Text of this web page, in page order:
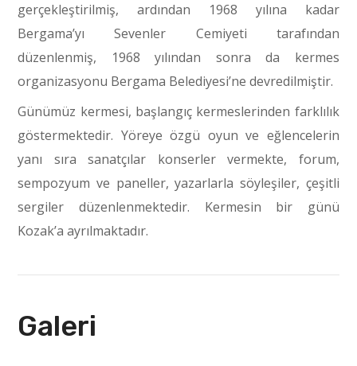
gerçekleştirilmiş, ardından 1968 yılına kadar
Bergama’yı Sevenler Cemiyeti tarafından
düzenlenmiş, 1968 yılından sonra da kermes
organizasyonu Bergama Belediyesi’ne devredilmiştir.
Günümüz kermesi, başlangıç kermeslerinden farklılık
göstermektedir. Yöreye özgü oyun ve eğlencelerin
yanı sıra sanatçılar konserler vermekte, forum,
sempozyum ve paneller, yazarlarla söyleşiler, çeşitli
sergiler düzenlenmektedir. Kermesin bir günü
Kozak’a ayrılmaktadır.
Galeri